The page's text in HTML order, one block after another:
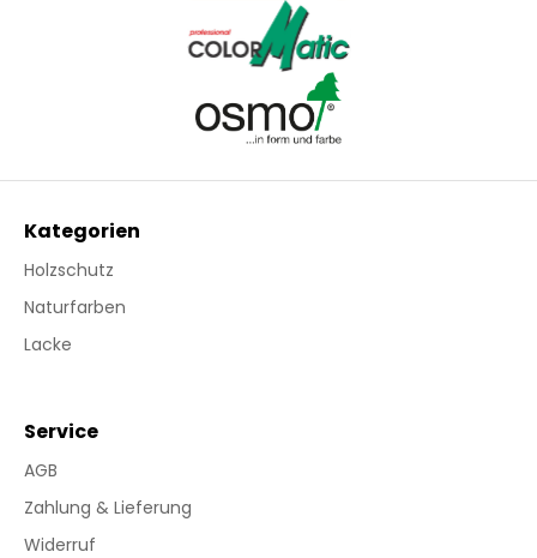
Kategorien
Holzschutz
Naturfarben
Lacke
Service
AGB
Zahlung & Lieferung
Widerruf